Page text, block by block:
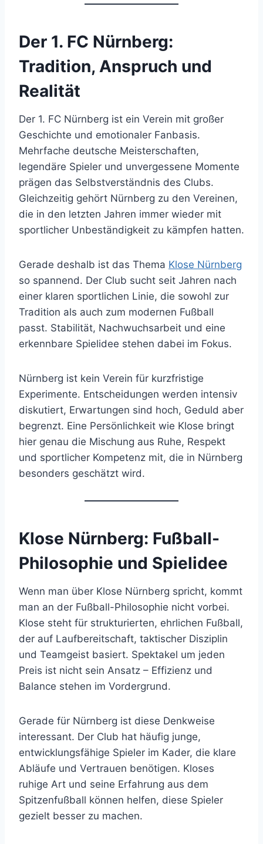
Der 1. FC Nürnberg:
Tradition, Anspruch und
Realität
Der 1. FC Nürnberg ist ein Verein mit großer
Geschichte und emotionaler Fanbasis.
Mehrfache deutsche Meisterschaften,
legendäre Spieler und unvergessene Momente
prägen das Selbstverständnis des Clubs.
Gleichzeitig gehört Nürnberg zu den Vereinen,
die in den letzten Jahren immer wieder mit
sportlicher Unbeständigkeit zu kämpfen hatten.
Gerade deshalb ist das Thema Klose Nürnberg
so spannend. Der Club sucht seit Jahren nach
einer klaren sportlichen Linie, die sowohl zur
Tradition als auch zum modernen Fußball
passt. Stabilität, Nachwuchsarbeit und eine
erkennbare Spielidee stehen dabei im Fokus.
Nürnberg ist kein Verein für kurzfristige
Experimente. Entscheidungen werden intensiv
diskutiert, Erwartungen sind hoch, Geduld aber
begrenzt. Eine Persönlichkeit wie Klose bringt
hier genau die Mischung aus Ruhe, Respekt
und sportlicher Kompetenz mit, die in Nürnberg
besonders geschätzt wird.
Klose Nürnberg: Fußball-
Philosophie und Spielidee
Wenn man über Klose Nürnberg spricht, kommt
man an der Fußball-Philosophie nicht vorbei.
Klose steht für strukturierten, ehrlichen Fußball,
der auf Laufbereitschaft, taktischer Disziplin
und Teamgeist basiert. Spektakel um jeden
Preis ist nicht sein Ansatz – Effizienz und
Balance stehen im Vordergrund.
Gerade für Nürnberg ist diese Denkweise
interessant. Der Club hat häufig junge,
entwicklungsfähige Spieler im Kader, die klare
Abläufe und Vertrauen benötigen. Kloses
ruhige Art und seine Erfahrung aus dem
Spitzenfußball können helfen, diese Spieler
gezielt besser zu machen.